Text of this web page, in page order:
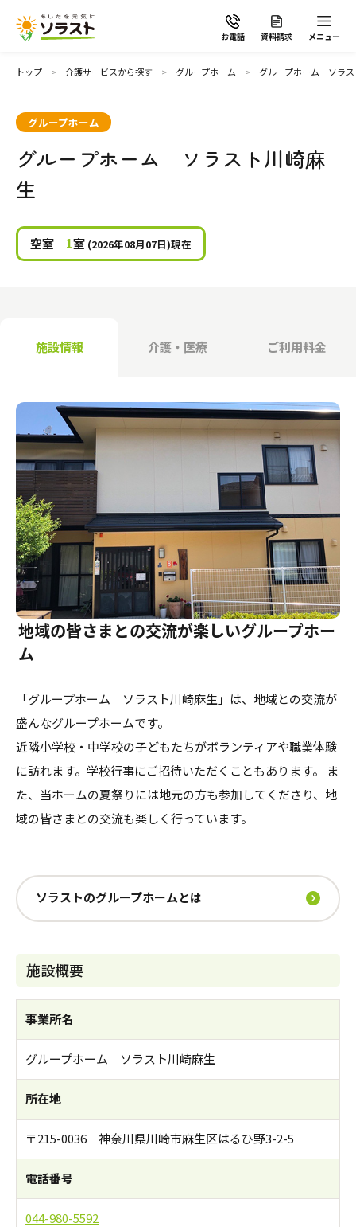
お電話 資料請求 メニュー
ソラストの想い
介護サービスから探す
自宅から通う・泊まる
自宅でサービスを受ける
サービスの相談をする
地域から探す
介護のガイド
介護保険サービスについて
介護保険サービス利用の流れ
介護お役立ちコラム「そらまめ＋」
採用情報
トップ 介護サービスから探す グループホーム グループホーム ソラス
グループホーム
グループホーム ソラスト川崎麻
生
空室 1室 (2026年08月07日)現在
施設情報 介護・医療 ご利用料金
地域の皆さまとの交流が楽しいグループホー
ム
「グループホーム ソラスト川崎麻生」は、地域との交流が
盛んなグループホームです。
近隣小学校・中学校の子どもたちがボランティアや職業体験
に訪れます。学校行事にご招待いただくこともあります。 ま
た、当ホームの夏祭りには地元の方も参加してくださり、地
域の皆さまとの交流も楽しく行っています。
ソラストのグループホームとは
施設概要
事業所名
グループホーム ソラスト川崎麻生
所在地
〒215-0036 神奈川県川崎市麻生区はるひ野3-2-5
電話番号
044-980-5592